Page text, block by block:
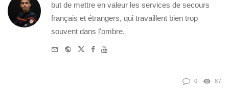
but de mettre en valeur les services de secours
français et étrangers, qui travaillent bien trop
souvent dans l'ombre.
WebsiteTwitter
Facebook
Youtube
0 87